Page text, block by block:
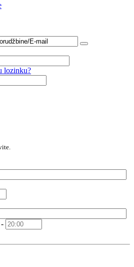
lozinku?
-